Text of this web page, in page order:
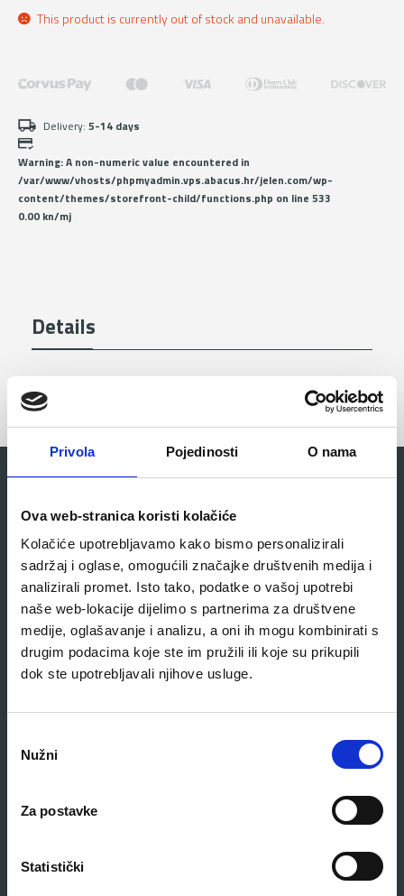
Privola Pojedinosti O nama
Ova web-stranica koristi kolačiće
Kolačiće upotrebljavamo kako bismo personalizirali
sadržaj i oglase, omogućili značajke društvenih medija i
analizirali promet. Isto tako, podatke o vašoj upotrebi
naše web-lokacije dijelimo s partnerima za društvene
medije, oglašavanje i analizu, a oni ih mogu kombinirati s
drugim podacima koje ste im pružili ili koje su prikupili
dok ste upotrebljavali njihove usluge.
Nužni
Za postavke
Statistički
This product is currently out of stock and unavailable.
Delivery:5-14 days
Warning: A non-numeric value encountered in
/var/www/vhosts/phpmyadmin.vps.abacus.hr/jelen.com/wp-
content/themes/storefront-child/functions.php on line 533
0.00 kn/mj
Details
Related products